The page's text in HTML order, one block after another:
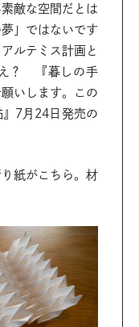
敵な空間だとは
」ではないです
ルテミス計画と
？ 『暮しの手
いします。この
』7月24日発売の
紙がこちら。材